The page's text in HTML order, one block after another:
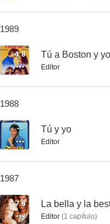
Vacaciones en el mar
4.8
1989
4.8 Tú a Boston y
Editor
1988
-- Tú y yo
Editor
1987
7.8 La bella y la
Editor (1 capítulo)